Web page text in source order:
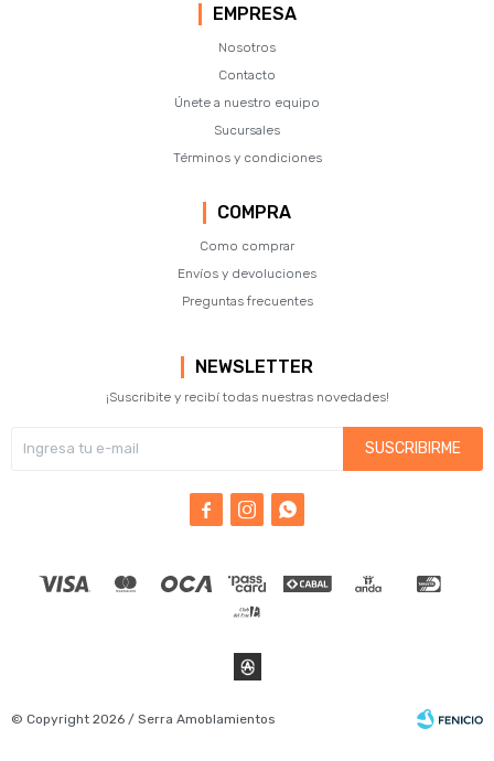
EMPRESA
Nosotros
Contacto
Únete a nuestro equipo
Sucursales
Términos y condiciones
COMPRA
Como comprar
Envíos y devoluciones
Preguntas frecuentes
NEWSLETTER
¡Suscribite y recibí todas nuestras novedades!
SUSCRIBIRME
  
© Copyright 2026 / Serra Amoblamientos